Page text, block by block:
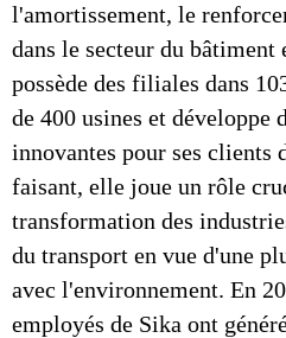
l'amortissement, le
dans le secteur du
possède des filiales dans
de 400 usines et développe
innovantes pour ses clients
faisant, elle joue un rôle
transformation des
du transport en vue d'une
avec l'environnement. En
employés de Sika ont